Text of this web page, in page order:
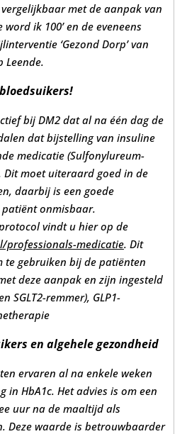
met de aanpak van
ik 100’ en de eveneens
‘Gezond Dorp’ van
Leende.
bij DM2 dat al na één dag de
datbijstelling van insuline
medicatie (Sulfonylureum-
Dit moet uiteraard goed in de
daarbij is een goede
onmisbaar.
vindt u hier op de
professionals-medicatie. Dit
te gebruiken bij de patiënten
deze aanpak en zijn ingesteld
SGLT2-remmer), GLP1-
en algehele gezondheid
ervaren al na enkele weken
in HbA1c. Het advies is om een
uur na de maaltijd als
Deze waarde is betrouwbaarder